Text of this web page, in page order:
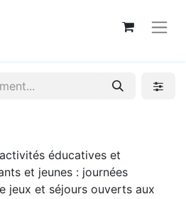
éducatives et
et jeunes : journées
jeux et séjours ouverts aux